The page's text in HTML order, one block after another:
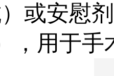
或安慰
，用于手